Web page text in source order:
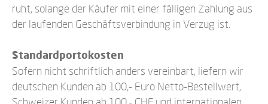
ruht, solange der Käufer mit einer fälligen Zahlung aus
der laufenden Geschäftsverbindung in Verzug ist.
Standardportokosten
Sofern nicht schriftlich anders vereinbart, liefern wir
deutschen Kunden ab 100,- Euro Netto-Bestellwert,